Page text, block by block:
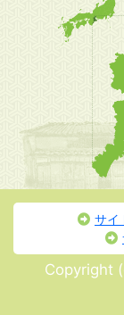
サイ
Copyright